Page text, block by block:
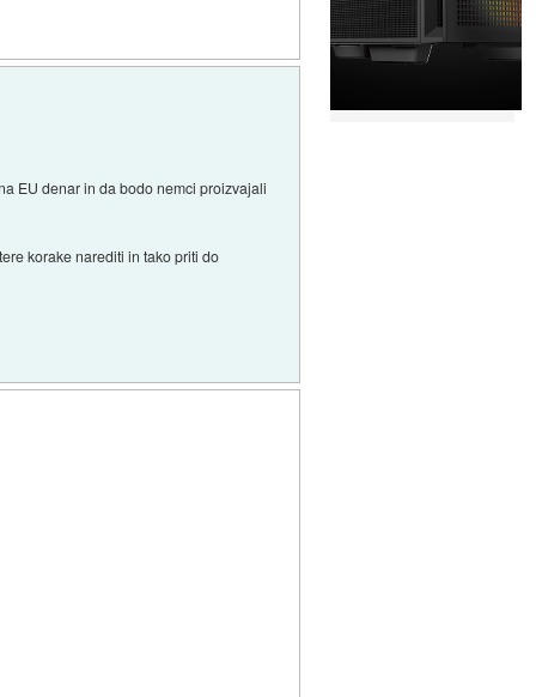
EU denar in da bodo nemci proizvajali
korake narediti in tako priti do